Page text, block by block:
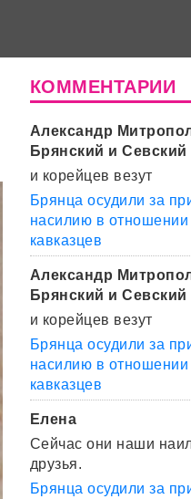
КОММЕНТАРИИ
Александр
Брянский и Севский
и корейцев везут
Брянца осудили за
насилию в отношении
кавказцев
Александр
Брянский и Севский
и корейцев везут
Брянца осудили за
насилию в отношении
кавказцев
Елена
Сейчас они наши
друзья.
Брянца осудили за